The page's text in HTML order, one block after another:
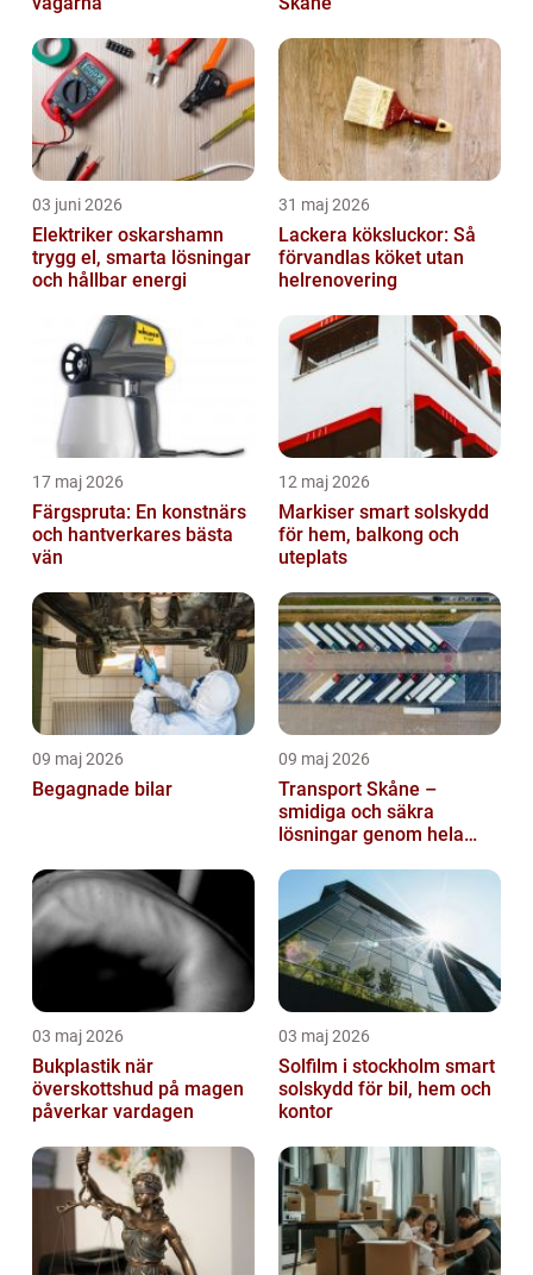
03 juni 2026
Elektriker oskarshamn
trygg el, smarta lösningar
och hållbar energi
31 maj 2026
Lackera köksluckor: Så
förvandlas köket utan
helrenovering
17 maj 2026
Färgspruta: En konstnärs
och hantverkares bästa
vän
12 maj 2026
Markiser smart solskydd
för hem, balkong och
uteplats
09 maj 2026
Begagnade bilar
09 maj 2026
Transport Skåne –
smidiga och säkra
lösningar genom hela
03 maj 2026
Bukplastik när
överskottshud på magen
påverkar vardagen
03 maj 2026
Solfilm i stockholm smart
solskydd för bil, hem och
kontor